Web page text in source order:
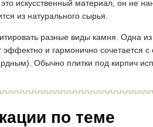
искусственный материал, он не
из натурального сырья.
разные виды камня. Одна
эффектно и гармонично сочетается
Обычно плитки под кирпич
по теме